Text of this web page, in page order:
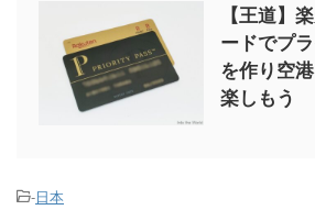
【王道】
ードでプ
を作り空
楽しもう
-日本